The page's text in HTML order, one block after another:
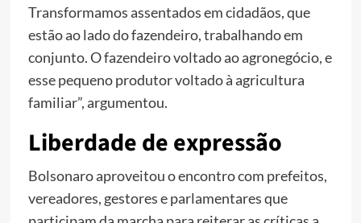
Transformamos assentados em cidadãos, que
estão ao lado do fazendeiro, trabalhando em
conjunto. O fazendeiro voltado ao agronegócio, e
esse pequeno produtor voltado à agricultura
familiar”, argumentou.
Liberdade de expressão
Bolsonaro aproveitou o encontro com prefeitos,
vereadores, gestores e parlamentares que